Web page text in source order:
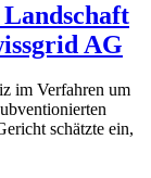
AG
im Verfahren um
schätzte ein,